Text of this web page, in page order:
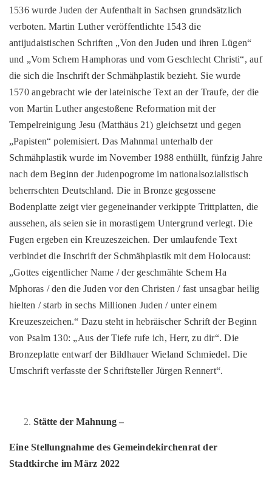
1536 wurde Juden der Aufenthalt in Sachsen grundsätzlich
verboten. Martin Luther veröffentlichte 1543 die
antijudaistischen Schriften „Von den Juden und ihren Lügen“
und „Vom Schem Hamphoras und vom Geschlecht Christi“, auf
die sich die Inschrift der Schmähplastik bezieht. Sie wurde
1570 angebracht wie der lateinische Text an der Traufe, der die
von Martin Luther angestoßene Reformation mit der
Tempelreinigung Jesu (Matthäus 21) gleichsetzt und gegen
„Papisten“ polemisiert. Das Mahnmal unterhalb der
Schmähplastik wurde im November 1988 enthüllt, fünfzig Jahre
nach dem Beginn der Judenpogrome im nationalsozialistisch
beherrschten Deutschland. Die in Bronze gegossene
Bodenplatte zeigt vier gegeneinander verkippte Trittplatten, die
aussehen, als seien sie in morastigem Untergrund verlegt. Die
Fugen ergeben ein Kreuzeszeichen. Der umlaufende Text
verbindet die Inschrift der Schmähplastik mit dem Holocaust:
„Gottes eigentlicher Name / der geschmähte Schem Ha
Mphoras / den die Juden vor den Christen / fast unsagbar heilig
hielten / starb in sechs Millionen Juden / unter einem
Kreuzeszeichen.“ Dazu steht in hebräischer Schrift der Beginn
von Psalm 130: „Aus der Tiefe rufe ich, Herr, zu dir“. Die
Bronzeplatte entwarf der Bildhauer Wieland Schmiedel. Die
Umschrift verfasste der Schriftsteller Jürgen Rennert“.
Stätte der Mahnung –
Eine Stellungnahme des Gemeindekirchenrat der
Stadtkirche im März 2022